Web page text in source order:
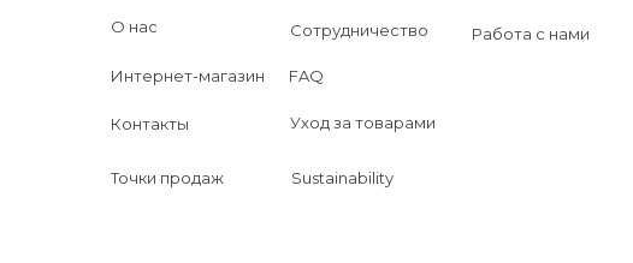
Уход за товарами
Контакты
О нас
FAQ
Sustainability
Сотрудничество Работа с нами
Точки продаж
Интернет-магазин